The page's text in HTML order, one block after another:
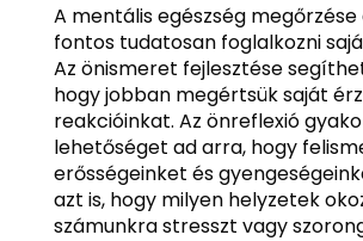
A mentális egészség
fontos tudatosan foglalkozni
Az önismeret fejlesztése
hogy jobban megértsük saját
reakcióinkat. Az önreflexió
lehetőséget ad arra, hogy
erősségeinket és
azt is, hogy milyen helyzetek
számunkra stresszt vagy